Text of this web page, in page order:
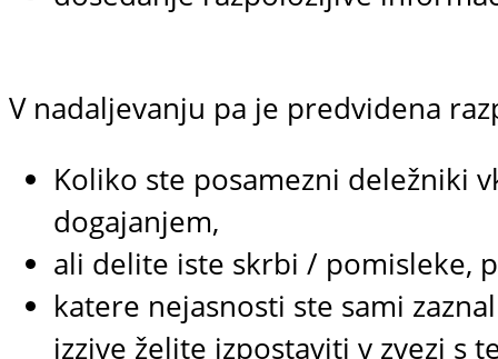
V nadaljevanju pa je predvidena
Koliko ste posamezni deležniki
dogajanjem,
ali delite iste skrbi / pomisleke,
katere nejasnosti ste sami
izzive želite izpostaviti v zvezi s